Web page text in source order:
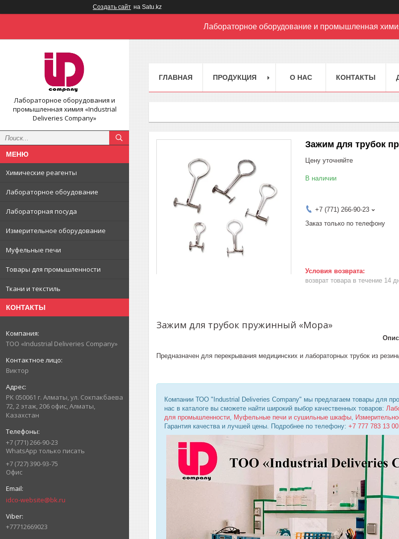
Создать сайт на Satu.kz
Лабораторное оборудование и промышленная
Лабораторное оборудования и
промышленная химия «Industrial
Deliveries Company»
Химические реагенты
Лабораторное обоудование
Лабораторная посуда
Измерительное оборудование
Муфельные печи
Товары для промышленности
Ткани и текстиль
КОНТАКТЫ
ТОО «Industrial Deliveries Company»
Виктор
РК 050061 г. Алматы, ул. Сокпакбаева
72, 2 этаж, 206 офис, Алматы,
Казахстан
+7 (771) 266-90-23
WhatsApp только писать
+7 (727) 390-93-75
Офис
idco-website@bk.ru
+77712669023
ГЛАВНАЯ ПРОДУКЦИЯ О НАС КОНТАКТЫ
Зажим для трубок
Цену уточняйте
В наличии
+7 (771) 266-90-23
Заказ только по телефону
возврат товара в течение 14
Зажим для трубок пружинный «Мора»
Предназначен для перекрывания медицинских и лабораторных трубок из
Компании ТОО "Industrial Deliveries Company" мы предлагаем товары для
нас в каталоге вы сможете найти широкий выбор качественных товаров:
для промышленности Муфельные печи и сушильные шкафы
Гарантия качества и лучшей цены. Подробнее по телефону: +7 777 783 13 00